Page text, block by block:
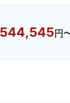
544,545 円